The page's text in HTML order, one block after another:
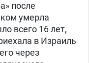
после
умерла
всего 16 лет,
в Израиль
через